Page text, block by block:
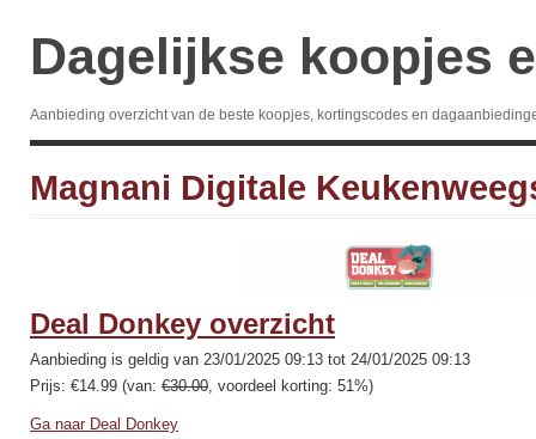
Dagelijkse koopjes
Aanbieding overzicht van de beste koopjes, kortingscodes en
Magnani Digitale
Deal Donkey overzicht
Aanbieding is geldig van 23/01/2025 09:13 tot 24/01/2025 09:13
Prijs: €14.99 (van: €30.00, voordeel korting: 51%)
Ga naar Deal Donkey